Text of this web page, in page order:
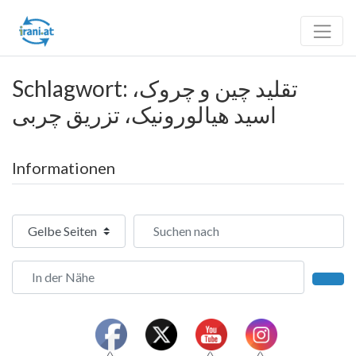
Schlagwort: تقلید چین و چروک،
اسید هیالورونیک، تزریق چربی
Informationen
Suchtyp auswählen Suchen nach
In der Nähe